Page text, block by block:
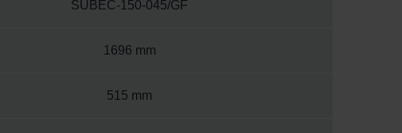
SUBEC-150-045/GF
1696 mm
515 mm